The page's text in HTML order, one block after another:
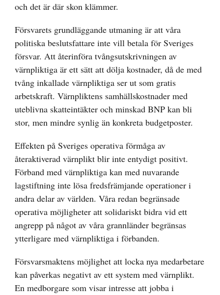
och det är där skon klämmer.
Försvarets grundläggande utmaning är att våra
politiska beslutsfattare inte vill betala för Sveriges
försvar. Att återinföra tvångsutskrivningen av
värnpliktiga är ett sätt att dölja kostnader, då de med
tvång inkallade värnpliktiga ser ut som gratis
arbetskraft. Värnpliktens samhällskostnader med
uteblivna skatteintäkter och minskad BNP kan bli
stor, men mindre synlig än konkreta budgetposter.
Effekten på Sveriges operativa förmåga av
återaktiverad värnplikt blir inte entydigt positivt.
Förband med värnpliktiga kan med nuvarande
lagstiftning inte lösa fredsfrämjande operationer i
andra delar av världen. Våra redan begränsade
operativa möjligheter att solidariskt bidra vid ett
angrepp på något av våra grannländer begränsas
ytterligare med värnpliktiga i förbanden.
Försvarsmaktens möjlighet att locka nya medarbetare
kan påverkas negativt av ett system med värnplikt.
En medborgare som visar intresse att jobba i